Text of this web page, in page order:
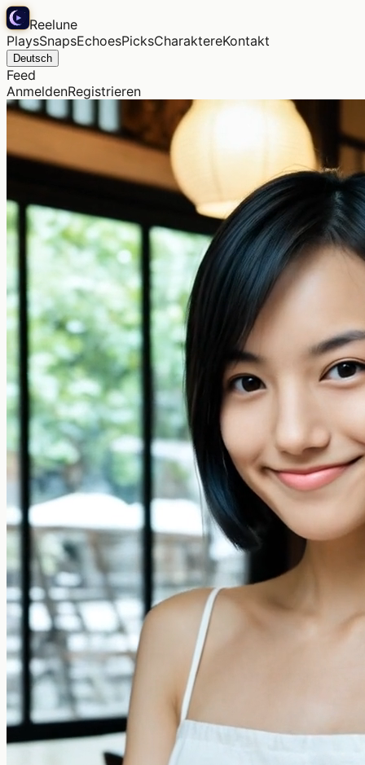
Reelune
PlaysSnapsEchoesPicksCharaktereKontakt
Deutsch
Feed
AnmeldenRegistrieren